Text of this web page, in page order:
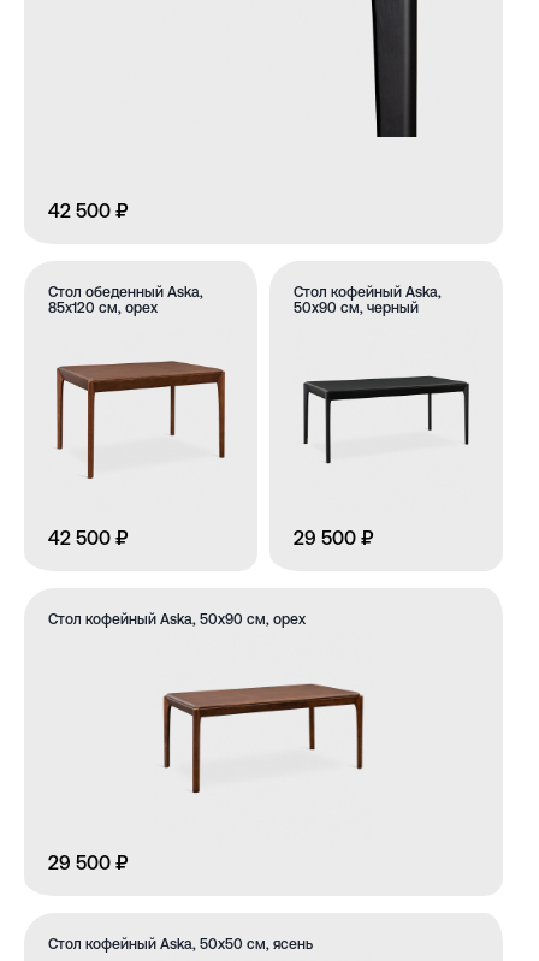
42 500 ₽
Стол обеденный Aska,
85х120 см, орех
42 500 ₽
Стол кофейный Aska,
50х90 см, черный
29 500 ₽
Стол кофейный Aska, 50х90 см, орех
29 500 ₽
Стол кофейный Aska, 50х50 см, ясень